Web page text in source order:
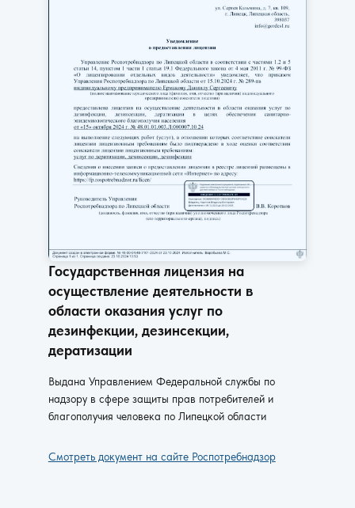
Государственная лицензия на
осуществление деятельности в
области оказания услуг по
дезинфекции, дезинсекции,
дератизации
Выдана Управлением Федеральной службы по
надзору в сфере защиты прав потребителей и
благополучия человека по Липецкой области
Смотреть документ на сайте Роспотребнадзор